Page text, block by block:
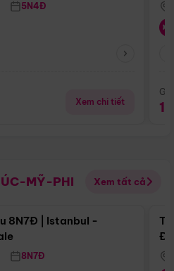
5N4Đ
Xem chi tiết
MỸ-PHI Xem tất cả
Điểm nổi bật
8N7Đ | Istanbul -
8N7Đ